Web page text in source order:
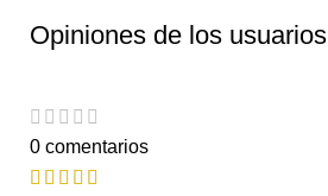
Opiniones de los usuarios
0 comentarios